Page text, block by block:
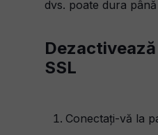
dvs. poate dura
SSL
Conectați-vă la